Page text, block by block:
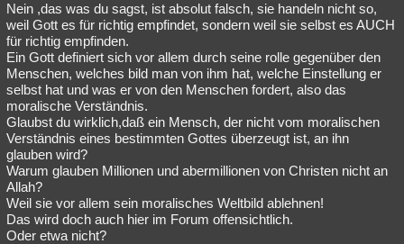
Nein ,das was du sagst, ist absolut falsch, sie handeln nicht so,
weil Gott es für richtig empfindet, sondern weil sie selbst es AUCH
für richtig empfinden.
Ein Gott definiert sich vor allem durch seine rolle gegenüber den
Menschen, welches bild man von ihm hat, welche Einstellung er
selbst hat und was er von den Menschen fordert, also das
moralische Verständnis.
Glaubst du wirklich,daß ein Mensch, der nicht vom moralischen
Verständnis eines bestimmten Gottes überzeugt ist, an ihn
glauben wird?
Warum glauben Millionen und abermillionen von Christen nicht an
Allah?
Weil sie vor allem sein moralisches Weltbild ablehnen!
Das wird doch auch hier im Forum offensichtlich.
Oder etwa nicht?